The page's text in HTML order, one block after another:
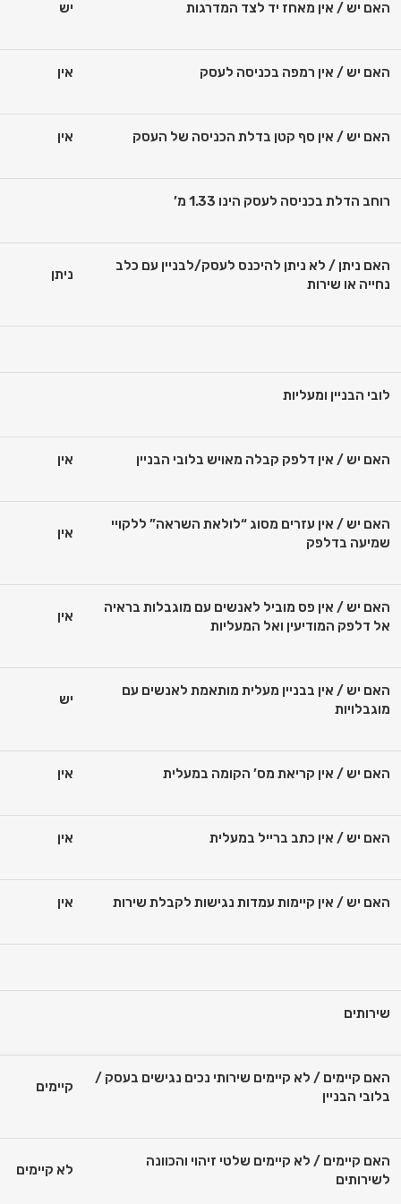
האם יש / אין מאחז יד לצד המדרגות יש
האם יש / אין רמפה בכניסה לעסק אין
האם יש / אין סף קטן בדלת הכניסה של העסק אין
רוחב הדלת בכניסה לעסק הינו 1.33 מ’
האם ניתן / לא ניתן להיכנס לעסק/לבניין עם כלב
נחייה או שירות
ניתן
לובי הבניין ומעליות
האם יש / אין דלפק קבלה מאויש בלובי הבניין אין
האם יש / אין עזרים מסוג “לולאת השראה” ללקויי
שמיעה בדלפק
אין
האם יש / אין פס מוביל לאנשים עם מוגבלות בראיה
אל דלפק המודיעין ואל המעליות
אין
האם יש / אין בבניין מעלית מותאמת לאנשים עם
מוגבלויות
יש
האם יש / אין קריאת מס’ הקומה במעלית אין
האם יש / אין כתב ברייל במעלית אין
האם יש / אין קיימות עמדות נגישות לקבלת שירות אין
שירותים
האם קיימים / לא קיימים שירותי נכים נגישים בעסק /
בלובי הבניין
קיימים
האם קיימים / לא קיימים שלטי זיהוי והכוונה
לשירותים
לא קיימים